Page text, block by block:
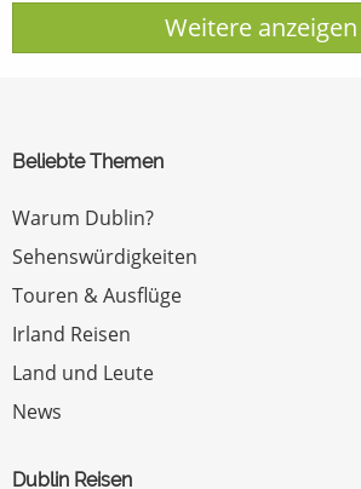
Beliebte Themen
Warum Dublin?
Sehenswürdigkeiten
Touren & Ausflüge
Irland Reisen
Land und Leute
News
Dublin Reisen